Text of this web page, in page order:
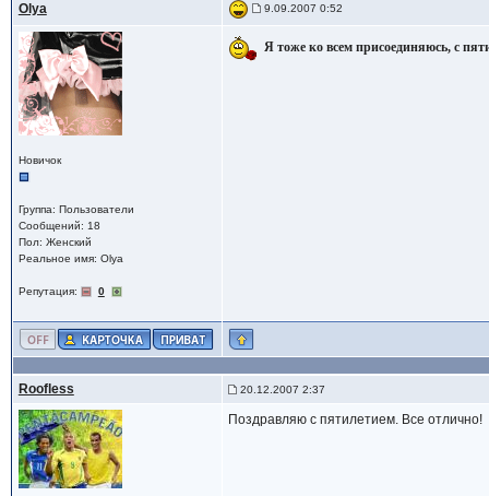
Olya 9.09.2007 0:52
Новичок
Группа: Пользователи
Сообщений: 18
Пол: Женский
Реальное имя: Olya
Репутация: 0
Я тоже ко всем присоединяюсь, с
Roofless 20.12.2007 2:37
Поздравляю с пятилетием. Все отлично!